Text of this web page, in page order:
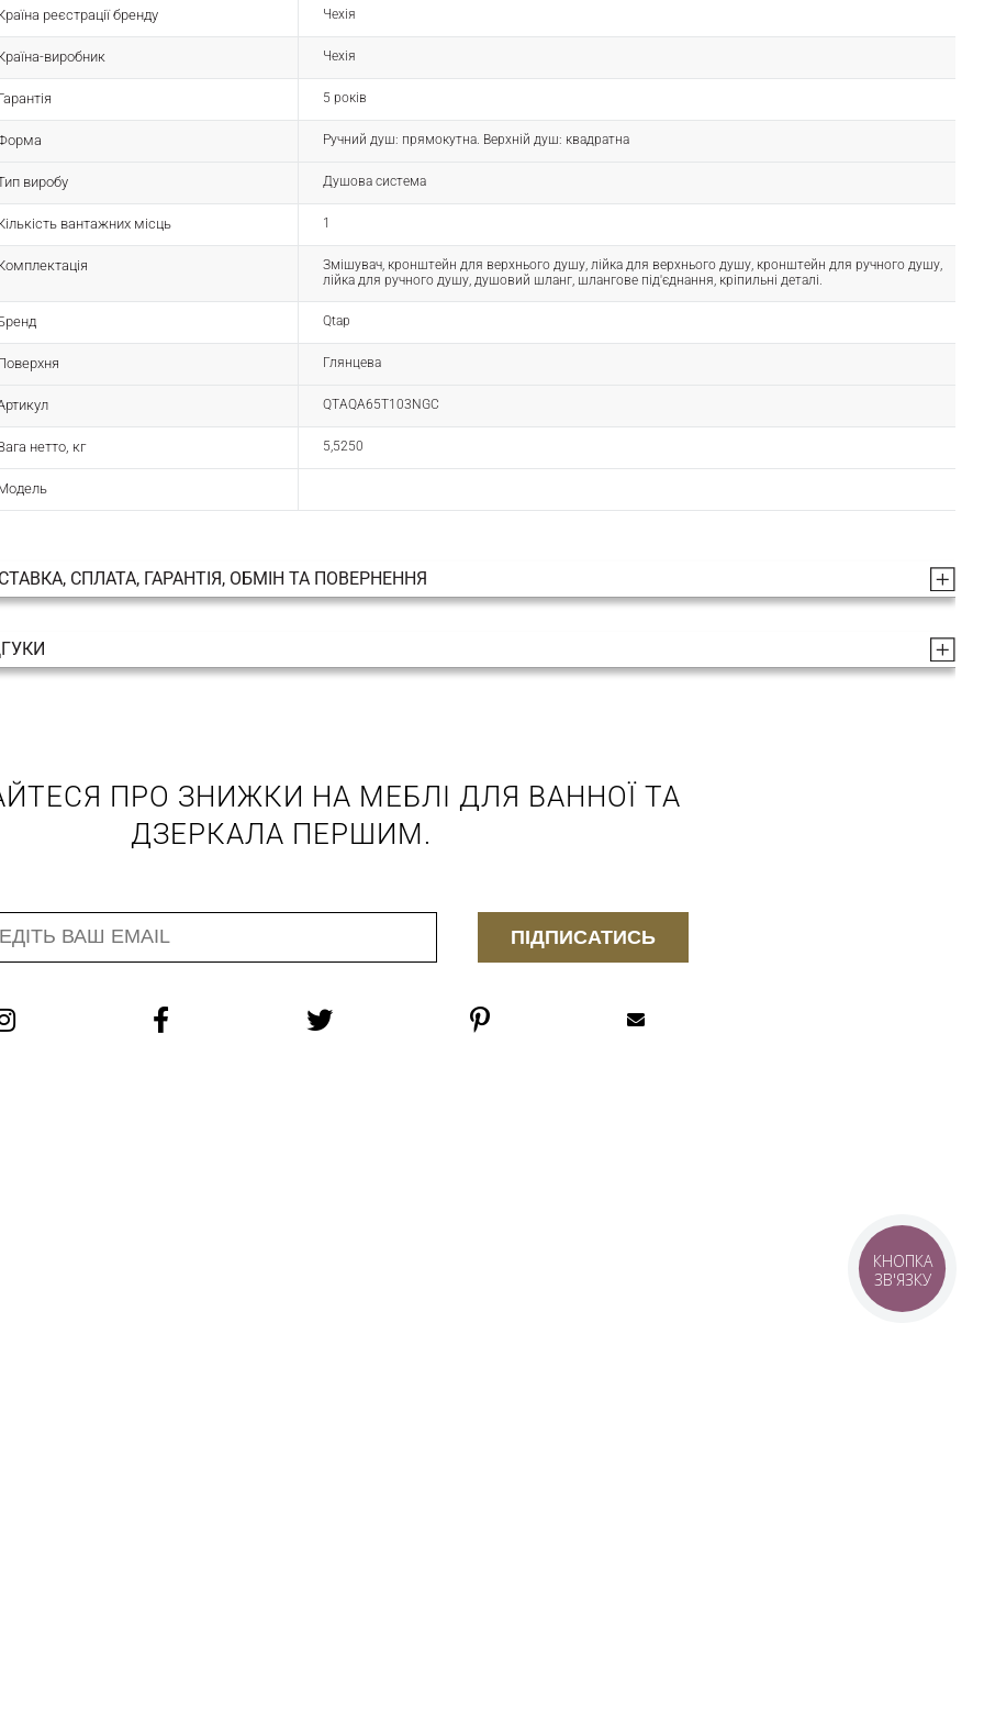
реєстрації бренду Чехія
виробник Чехія
5 років
Ручний душ: прямокутна. Верхній душ: квадратна
виробу Душова система
вантажних місць 1
Змішувач, кронштейн для верхнього душу, лійка для верхнього душу, кронштейн для ручного душу,
лійка для ручного душу, душовий шланг, шлангове під'єднання, кріпильні деталі.
Qtap
Глянцева
QTAQA65T103NGC
нетто, кг 5,5250
СПЛАТА, ГАРАНТІЯ, ОБМІН ТА ПОВЕРНЕННЯ
ПРО ЗНИЖКИ НА МЕБЛІ ДЛЯ ВАННОЇ ТА
ДЗЕРКАЛА ПЕРШИМ.
ПІДПИСАТИСЬ
КНОПКА
ЗВ'ЯЗКУ